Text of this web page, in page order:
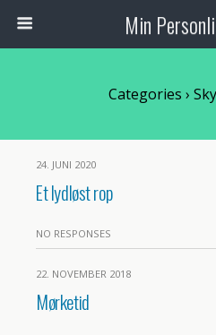
Min
Categories ›
24. JUNI 2020
Et lydløst rop
NO RESPONSES
22. NOVEMBER 2018
Mørketid